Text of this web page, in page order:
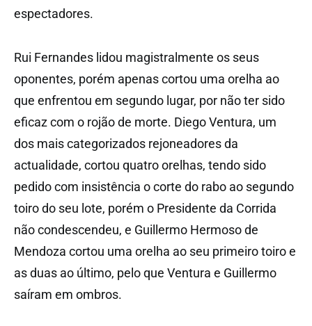
espectadores.
Rui Fernandes lidou magistralmente os seus
oponentes, porém apenas cortou uma orelha ao
que enfrentou em segundo lugar, por não ter sido
eficaz com o rojão de morte. Diego Ventura, um
dos mais categorizados rejoneadores da
actualidade, cortou quatro orelhas, tendo sido
pedido com insistência o corte do rabo ao segundo
toiro do seu lote, porém o Presidente da Corrida
não condescendeu, e Guillermo Hermoso de
Mendoza cortou uma orelha ao seu primeiro toiro e
as duas ao último, pelo que Ventura e Guillermo
saíram em ombros.